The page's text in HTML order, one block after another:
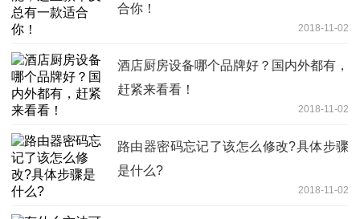
合你！
2018-11-02
酒店厨房设备哪个品牌好？国内外都有，
赶紧来看看！
2018-11-02
路由器密码忘记了该怎么修改?具体步骤
是什么?
2018-11-02